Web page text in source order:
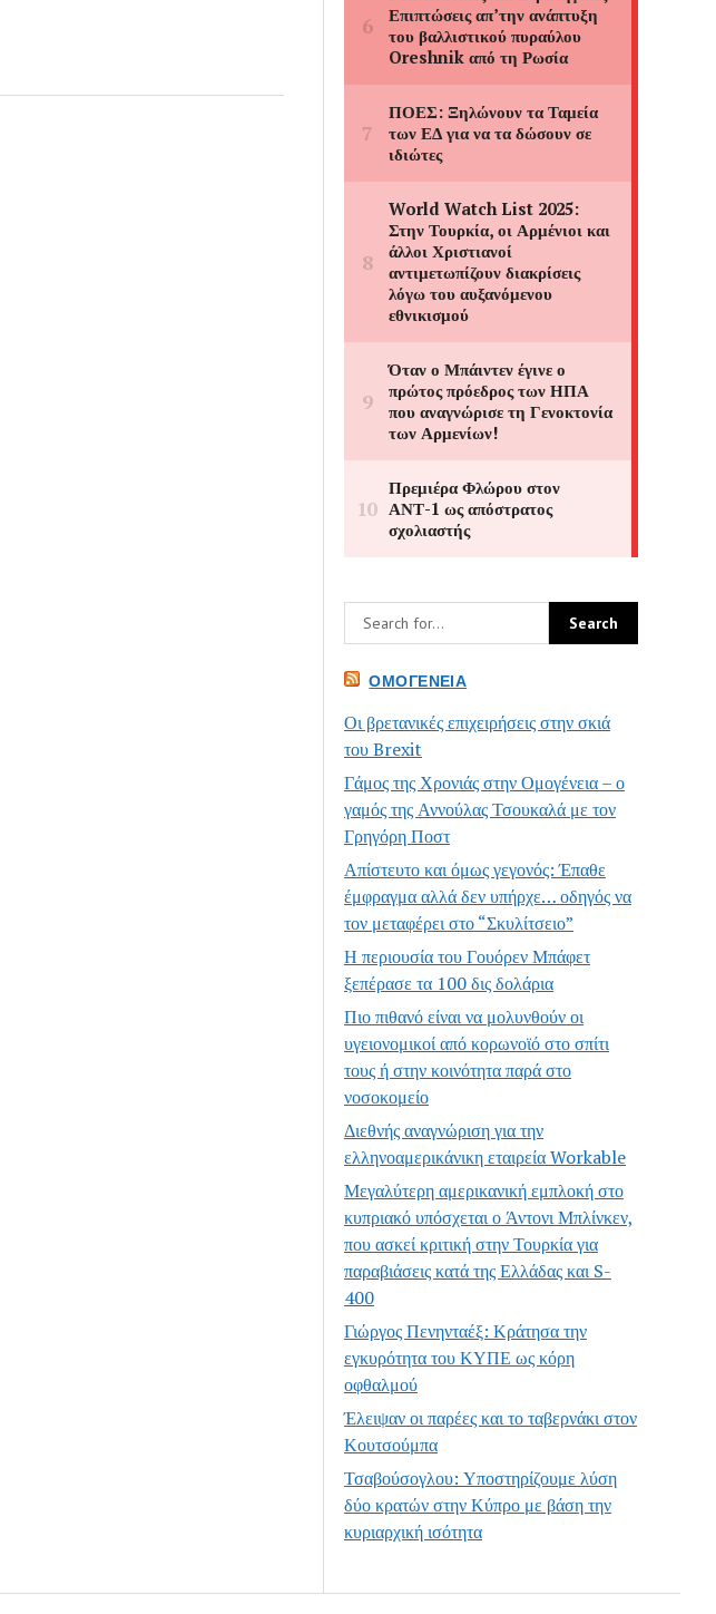
ΟΜΟΓΈΝΕΙΑ
Οι βρετανικές επιχειρήσεις στην σκιά
του Brexit
Γάμος της Χρονιάς στην Ομογένεια – ο
γαμός της Αννούλας Τσουκαλά με τον
Γρηγόρη Ποστ
Απίστευτο και όμως γεγονός: Έπαθε
έμφραγμα αλλά δεν υπήρχε… οδηγός να
τον μεταφέρει στο “Σκυλίτσειο”
Η περιουσία του Γουόρεν Μπάφετ
ξεπέρασε τα 100 δις δολάρια
Πιο πιθανό είναι να μολυνθούν οι
υγειονομικοί από κορωνοϊό στο σπίτι
τους ή στην κοινότητα παρά στο
νοσοκομείο
Διεθνής αναγνώριση για την
ελληνοαμερικάνικη εταιρεία Workable
Μεγαλύτερη αμερικανική εμπλοκή στο
κυπριακό υπόσχεται ο Άντονι Μπλίνκεν,
που ασκεί κριτική στην Τουρκία για
παραβιάσεις κατά της Ελλάδας και S-
400
Γιώργος Πενηνταέξ: Κράτησα την
εγκυρότητα του ΚΥΠΕ ως κόρη
οφθαλμού
Έλειψαν οι παρέες και το ταβερνάκι στον
Κουτσούμπα
Τσαβούσογλου: Υποστηρίζουμε λύση
δύο κρατών στην Κύπρο με βάση την
κυριαρχική ισότητα